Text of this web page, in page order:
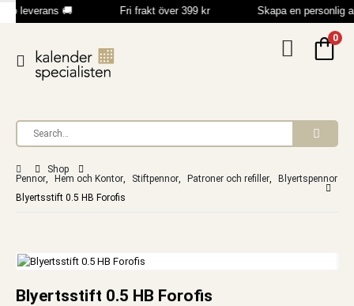
leverans 🚚 Fri frakt över 399 kr Skapa en personlig
0
Shop
Pennor, Hem och Kontor, Stiftpennor, Patroner och refiller,
Blyertspennor
Blyertsstift 0.5 HB Forofis
Blyertsstift 0.5 HB Forofis